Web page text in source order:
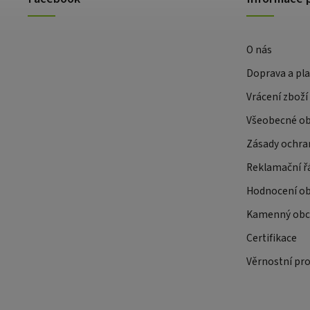
O nás
Doprava a
Vrácení zboží
Všeobecné
Zásady
Reklamační
Hodnocení
Kamenný
Certifikace
Věrnostní